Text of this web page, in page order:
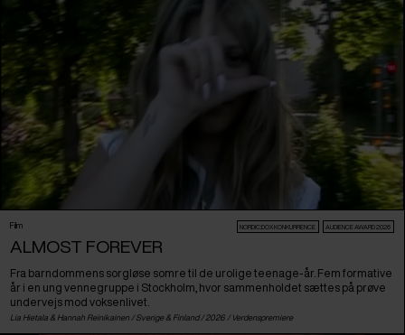
Film NORDIC:DOX KONKURRENCE AUDIENCE AWARD 2026
ALMOST FOREVER
Fra barndommens sorgløse somre til de urolige teenage-år. Fem formative
år i en ung vennegruppe i Stockholm, hvor sammenholdet sættes på prøve
undervejs mod voksenlivet.
Lia Hietala & Hannah Reinikainen / Sverige & Finland/ 2026 / Verdenspremiere